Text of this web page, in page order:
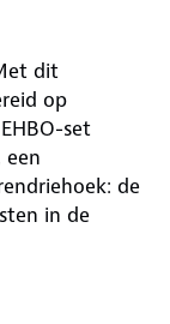
dit
op
set
een
de
in de